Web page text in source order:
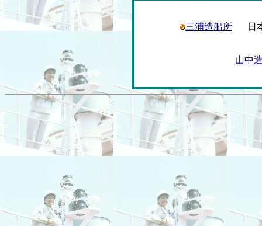
三浦造船所 日
山中